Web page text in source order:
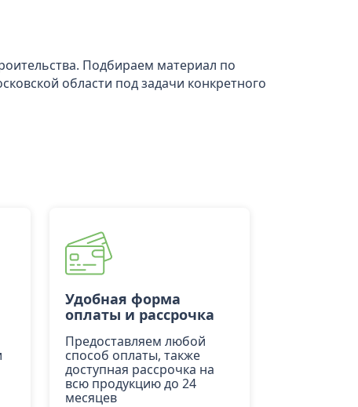
Подбираем материал по
области под задачи конкретного
Удобная форма
оплаты и рассрочка
Предоставляем любой
способ оплаты, также
доступная рассрочка на
всю продукцию до 24
месяцев